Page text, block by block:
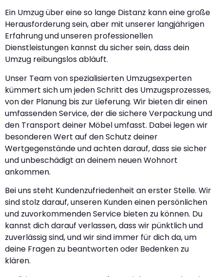
Ein Umzug über eine so lange Distanz kann eine große
Herausforderung sein, aber mit unserer langjährigen
Erfahrung und unseren professionellen
Dienstleistungen kannst du sicher sein, dass dein
Umzug reibungslos abläuft.
Unser Team von spezialisierten Umzugsexperten
kümmert sich um jeden Schritt des Umzugsprozesses,
von der Planung bis zur Lieferung. Wir bieten dir einen
umfassenden Service, der die sichere Verpackung und
den Transport deiner Möbel umfasst. Dabei legen wir
besonderen Wert auf den Schutz deiner
Wertgegenstände und achten darauf, dass sie sicher
und unbeschädigt an deinem neuen Wohnort
ankommen.
Bei uns steht Kundenzufriedenheit an erster Stelle. Wir
sind stolz darauf, unseren Kunden einen persönlichen
und zuvorkommenden Service bieten zu können. Du
kannst dich darauf verlassen, dass wir pünktlich und
zuverlässig sind, und wir sind immer für dich da, um
deine Fragen zu beantworten oder Bedenken zu
klären.